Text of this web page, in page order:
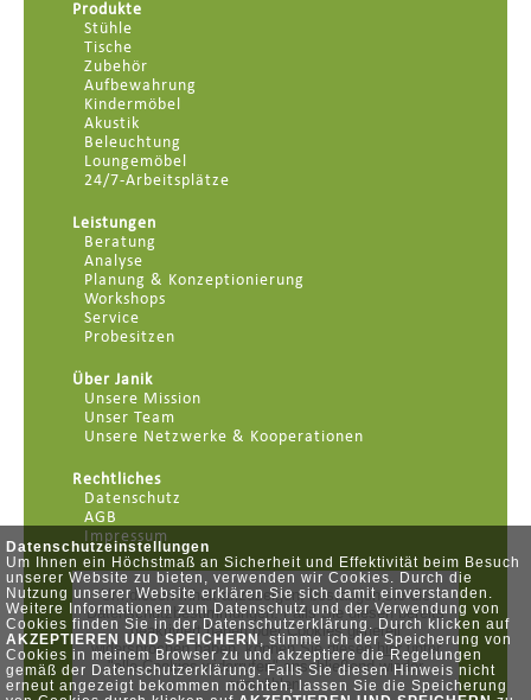
Datenschutzeinstellungen
Um Ihnen ein Höchstmaß an Sicherheit und Effektivität beim Besuch
unserer Website zu bieten, verwenden wir Cookies. Durch die
Nutzung unserer Website erklären Sie sich damit einverstanden.
Weitere Informationen zum Datenschutz und der Verwendung von
Cookies finden Sie in der Datenschutzerklärung. Durch klicken auf
AKZEPTIEREN UND SPEICHERN , stimme ich der Speicherung von
Cookies in meinem Browser zu und akzeptiere die Regelungen
gemäß der Datenschutzerklärung. Falls Sie diesen Hinweis nicht
erneut angezeigt bekommen möchten, lassen Sie die Speicherung
Produkte
Stühle
Tische
Zubehör
Aufbewahrung
Kindermöbel
Akustik
Beleuchtung
Loungemöbel
24/7-Arbeitsplätze
Leistungen
Beratung
Analyse
Planung & Konzeptionierung
Workshops
Service
Probesitzen
Über Janik
Unsere Mission
Unser Team
Unsere Netzwerke & Kooperationen
Rechtliches
Datenschutz
AGB
Impressum